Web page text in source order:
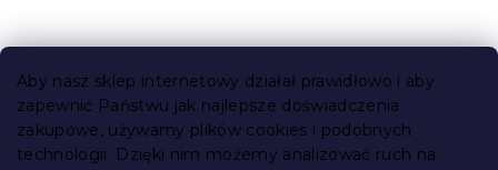
Aby nasz sklep internetowy działał prawidłowo i aby
zapewnić Państwu jak najlepsze doświadczenia
zakupowe, używamy plików cookies i podobnych
technologii. Dzięki nim możemy analizować ruch na
S
Informacje dla Ciebie
Śledzenie zamówienia